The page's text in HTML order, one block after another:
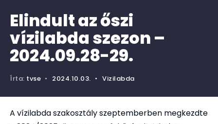
Elindult az őszi
vízilabda szezon –
2024.09.28-29.
Írta: tvse • 2024.10.03. • Vizilabda
A vízilabda szakosztály szeptemberben megkezdte